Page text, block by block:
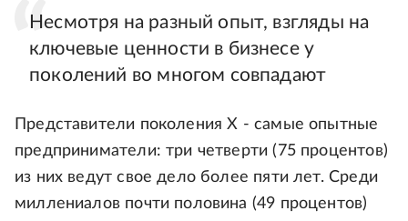
Несмотря на разный опыт, взгляды на
ключевые ценности в бизнесе у
поколений во многом совпадают
Представители поколения Х - самые опытные
предприниматели: три четверти (75 процентов)
из них ведут свое дело более пяти лет. Среди
миллениалов почти половина (49 процентов)